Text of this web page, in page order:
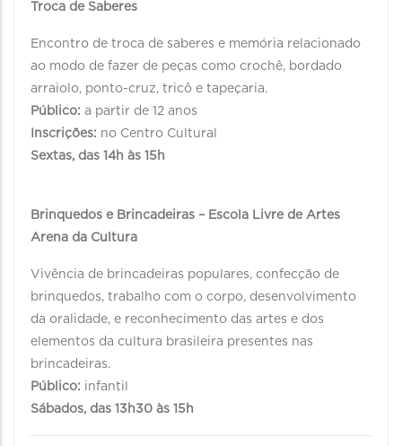
Troca de Saberes
Encontro de troca de saberes e memória relacionado
ao modo de fazer de peças como crochê, bordado
arraiolo, ponto-cruz, tricô e tapeçaria.
Público: a partir de 12 anos
Inscrições: no Centro Cultural
Sextas, das 14h às 15h
Brinquedos e Brincadeiras – Escola Livre de Artes
Arena da Cultura
Vivência de brincadeiras populares, confecção de
brinquedos, trabalho com o corpo, desenvolvimento
da oralidade, e reconhecimento das artes e dos
elementos da cultura brasileira presentes nas
brincadeiras.
Público: infantil
Sábados, das 13h30 às 15h